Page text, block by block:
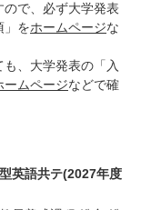
で、必ず大学発表
」をホームページな
、大学発表の「入
ームページなどで確
英語共テ(2027年度